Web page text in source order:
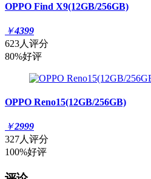
OPPO Find X9(12GB/256GB)
￥4399
623人评分
80%好评
OPPO Reno15(12GB/256GB)
￥2999
327人评分
100%好评